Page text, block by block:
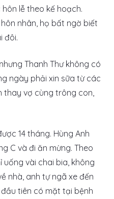
lễ theo kế hoạch.
nhân, họ bất ngờ biết
đôi.
Thanh Thư không có
ngày phải xin sữa từ các
thay vợ cùng trông con,
14 tháng. Hùng Anh
C và đi ăn mừng. Theo
uống vài chai bia, không
nhà, anh tự ngã xe đến
tiên có mặt tại bệnh